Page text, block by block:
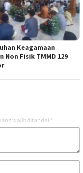
Keagamaan
Non Fisik TMMD 129
wajib ditandai *